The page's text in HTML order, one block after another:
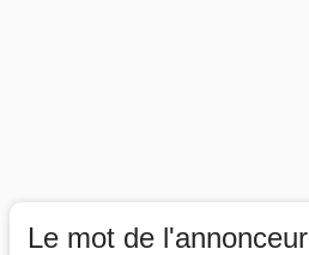
Le mot de l'annonceur